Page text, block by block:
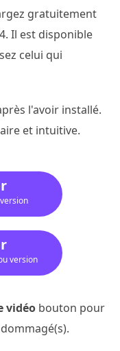
gratuitement
Il est disponible
celui qui
l'avoir installé.
et intuitive.
version
vidéo bouton pour